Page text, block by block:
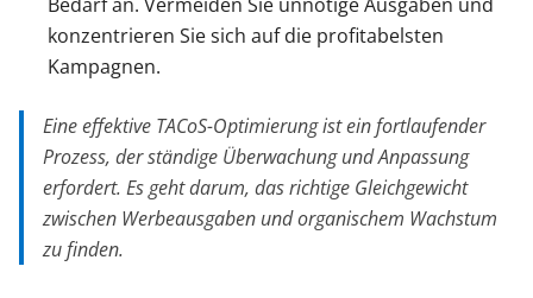
konzentrieren Sie sich auf die profitabelsten
Kampagnen.
Eine effektive TACoS-Optimierung ist ein fortlaufender
Prozess, der ständige Überwachung und Anpassung
erfordert. Es geht darum, das richtige Gleichgewicht
zwischen Werbeausgaben und organischem Wachstum
zu finden.